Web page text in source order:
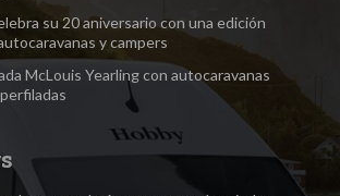
su 20 aniversario con una edición
y campers
McLouis Yearling con autocaravanas